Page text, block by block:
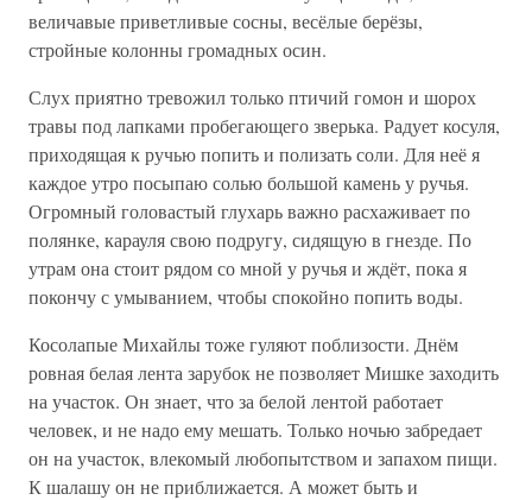
величавые приветливые сосны, весёлые берёзы,
стройные колонны громадных осин.
Слух приятно тревожил только птичий гомон и шорох
травы под лапками пробегающего зверька. Радует косуля,
приходящая к ручью попить и полизать соли. Для неё я
каждое утро посыпаю солью большой камень у ручья.
Огромный головастый глухарь важно расхаживает по
полянке, карауля свою подругу, сидящую в гнезде. По
утрам она стоит рядом со мной у ручья и ждёт, пока я
покончу с умыванием, чтобы спокойно попить воды.
Косолапые Михайлы тоже гуляют поблизости. Днём
ровная белая лента зарубок не позволяет Мишке заходить
на участок. Он знает, что за белой лентой работает
человек, и не надо ему мешать. Только ночью забредает
он на участок, влекомый любопытством и запахом пищи.
К шалашу он не приближается. А может быть и